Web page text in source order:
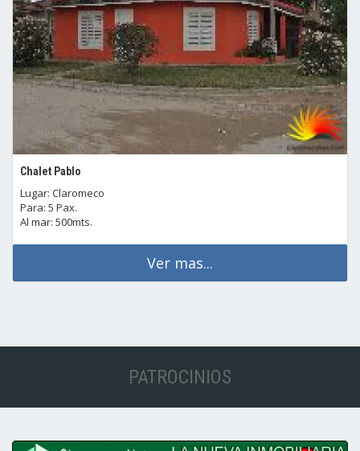
Chalet Pablo
Lugar: Claromeco
Para: 5 Pax.
Al mar: 500mts.
Ver mas...
PATROCINIOS